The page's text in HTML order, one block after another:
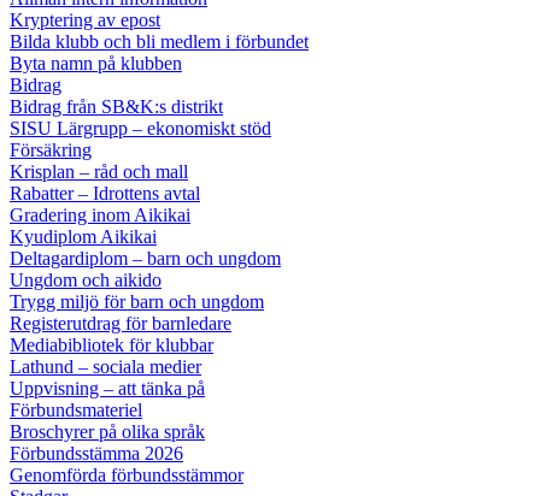
Kryptering av epost
Bilda klubb och bli medlem i förbundet
Byta namn på klubben
Bidrag
Bidrag från SB&K:s distrikt
SISU Lärgrupp – ekonomiskt stöd
Försäkring
Krisplan – råd och mall
Rabatter – Idrottens avtal
Gradering inom Aikikai
Kyudiplom Aikikai
Deltagardiplom – barn och ungdom
Ungdom och aikido
Trygg miljö för barn och ungdom
Registerutdrag för barnledare
Mediabibliotek för klubbar
Lathund – sociala medier
Uppvisning – att tänka på
Förbundsmateriel
Broschyrer på olika språk
Förbundsstämma 2026
Genomförda förbundsstämmor